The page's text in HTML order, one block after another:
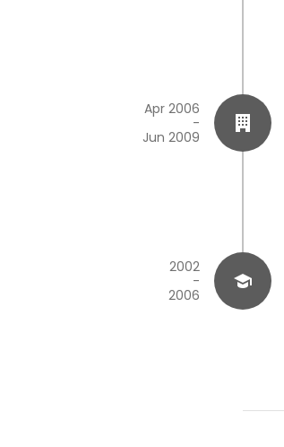
Apr 2006
-
Jun 2009
2002
-
2006